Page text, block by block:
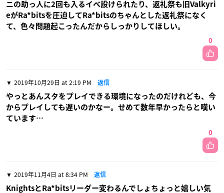
ニの助っ人に2回も入るイベ設けられたり、返礼祭も旧Valkyri
eがRa*bitsを圧迫してRa*bitsのちゃんとした返礼祭になく
て、色々問題起こったんだからしっかりしてほしい。
0
2019年10月29日 at 2:19 PM 返信
やっとあんスタをプレイできる環境になったのだけれども、今
からプレイしても遅いのかなー。せめて数年早かったらと嘆い
ています…
0
2019年11月4日 at 8:34 PM 返信
KnightsとRa*bitsリーダー変わるんでしょちょっと嬉しい気